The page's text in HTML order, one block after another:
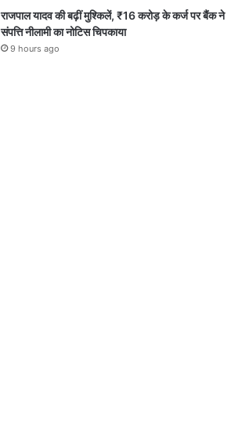
राजपाल यादव की बढ़ीं मुश्किलें, ₹16 करोड़ के कर्ज पर बैंक ने
संपत्ति नीलामी का नोटिस चिपकाया
9 hours ago